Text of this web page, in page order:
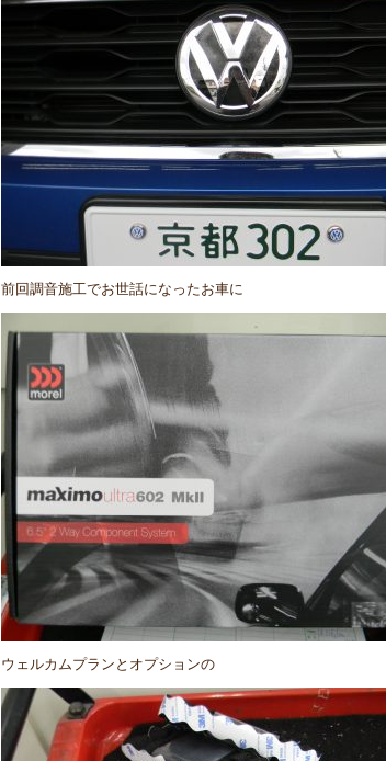
前回調音施工でお世話になったお車に
ウェルカムプランとオプションの